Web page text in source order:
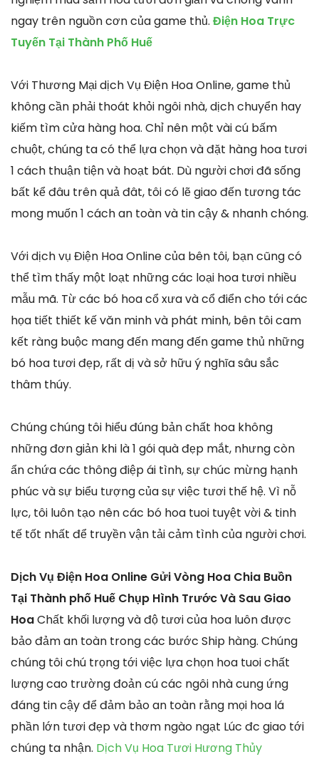
ngay trên nguồn cơn của game thủ. Điện Hoa Trực
Tuyến Tại Thành Phố Huế
Với Thương Mại dịch Vụ Điện Hoa Online, game thủ
không cần phải thoát khỏi ngôi nhà, dịch chuyển hay
kiếm tìm cửa hàng hoa. Chỉ nên một vài cú bấm
chuột, chúng ta có thể lựa chọn và đặt hàng hoa tươi
1 cách thuận tiện và hoạt bát. Dù người chơi đã sống
bất kể đâu trên quả đât, tôi có lẽ giao đến tương tác
mong muốn 1 cách an toàn và tin cậy & nhanh chóng.
Với dịch vụ Điện Hoa Online của bên tôi, bạn cũng có
thể tìm thấy một loạt những các loại hoa tươi nhiều
mẫu mã. Từ các bó hoa cổ xưa và cổ điển cho tới các
họa tiết thiết kế văn minh và phát minh, bên tôi cam
kết ràng buộc mang đến mang đến game thủ những
bó hoa tươi đẹp, rất dị và sở hữu ý nghĩa sâu sắc
thâm thúy.
Chúng chúng tôi hiểu đúng bản chất hoa không
những đơn giản khi là 1 gói quà đẹp mắt, nhưng còn
ẩn chứa các thông điệp ái tình, sự chúc mừng hạnh
phúc và sự biểu tượng của sự việc tươi thế hệ. Vì nỗ
lực, tôi luôn tạo nên các bó hoa tuoi tuyệt vời & tinh
tế tốt nhất để truyền vận tải cảm tình của người chơi.
Dịch Vụ Điện Hoa Online Gửi Vòng Hoa Chia Buồn
Tại Thành phố Huế Chụp Hình Trước Và Sau Giao
HoaChất khối lượng và độ tươi của hoa luôn được
bảo đảm an toàn trong các bước Ship hàng. Chúng
chúng tôi chú trọng tới việc lựa chọn hoa tuoi chất
lượng cao trường đoản cú các ngôi nhà cung ứng
đáng tin cậy để đảm bảo an toàn rằng mọi hoa lá
phần lớn tươi đẹp và thơm ngào ngạt Lúc đc giao tới
chúng ta nhận. Dịch Vụ Hoa Tươi Hương Thủy